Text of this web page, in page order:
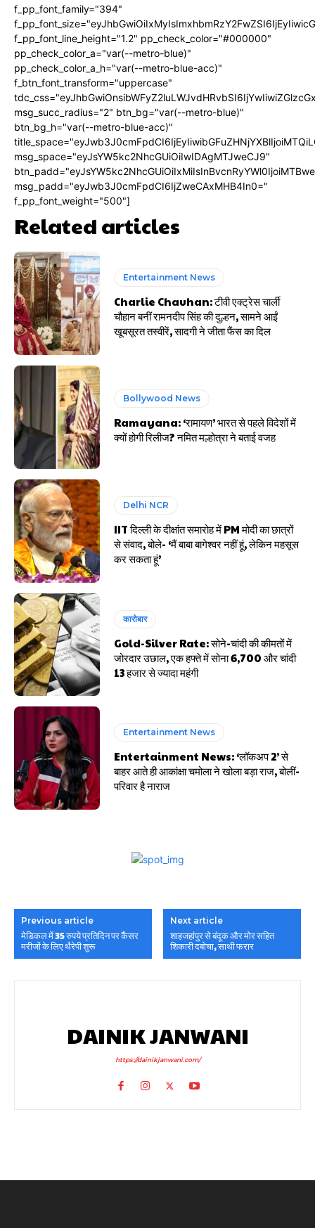
f_pp_font_family="394"
f_pp_font_line_height="1.2" pp_check_color="#000000"
pp_check_color_a="var(--metro-blue)"
pp_check_color_a_h="var(--metro-blue-acc)"
f_btn_font_transform="uppercase"
msg_succ_radius="2" btn_bg="var(--metro-blue)"
btn_bg_h="var(--metro-blue-acc)"
msg_space="eyJsYW5kc2NhcGUiOiIwIDAgMTJweCJ9"
msg_padd="eyJwb3J0cmFpdCI6IjZweCAxMHB4In0="
f_pp_font_weight="500"]
Related articles
Entertainment News
Charlie Chauhan: टीवी एक्ट्रेस चार्ली
चौहान बनीं रामनदीप सिंह की दुल्हन, सामने आईं
खूबसूरत तस्वीरें, सादगी ने जीता फैंस का दिल
Bollywood News
Ramayana: ‘रामायण’ भारत से पहले विदेशों में
क्यों होगी रिलीज? नमित मल्होत्रा ने बताई वजह
Delhi NCR
IIT दिल्ली के दीक्षांत समारोह में PM मोदी का छात्रों
से संवाद, बोले- ‘मैं बाबा बागेश्वर नहीं हूं, लेकिन महसूस
कर सकता हूं’
कारोबार
Gold-Silver Rate: सोने-चांदी की कीमतों में
जोरदार उछाल, एक हफ्ते में सोना ₹6,700 और चांदी
₹13 हजार से ज्यादा महंगी
Entertainment News
Entertainment News: ‘लॉकअप 2’ से
बाहर आते ही आकांक्षा चमोला ने खोला बड़ा राज, बोलीं-
परिवार है नाराज
Previous article
मेडिकल में 35 रुपये प्रतिदिन पर कैंसर
मरीजों के लिए थैरेपी शुरू
Next article
शाहजहांपुर से बंदूक और मोर सहित
शिकारी दबोचा, साथी फरार
DAINIK JANWANI
https://dainikjanwani.com/